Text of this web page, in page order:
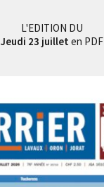
L'EDITION DU
Jeudi 23 juillet en PDF